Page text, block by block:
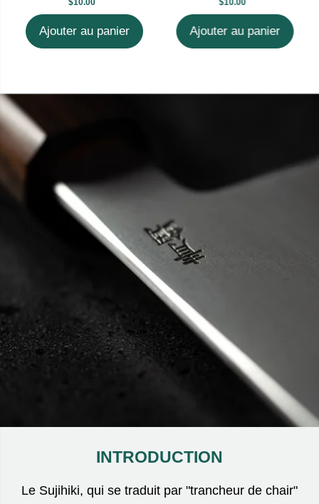
$10.00
Ajouter au panier
$10.00
Ajouter au panier
INTRODUCTION
Le Sujihiki, qui se traduit par "trancheur de chair"